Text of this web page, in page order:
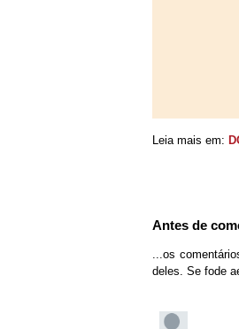
Leia mais em:
Antes de
...os
deles. Se fode